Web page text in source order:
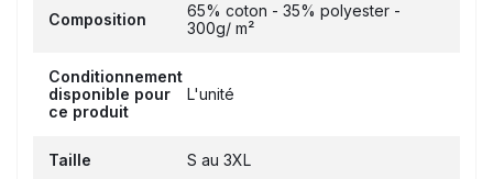
Composition
65% coton - 35% polyester -
300g/ m²
Conditionnement
disponible pour
ce produit
L'unité
Taille S au 3XL